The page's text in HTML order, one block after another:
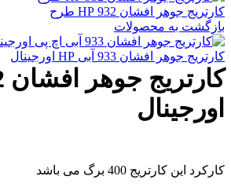
کارتریج جوهر افشان 932 HP طرح
بازگشت به محصولات
کارتریج جوهر افشان 933 آبی HP اورجینال
اورجینال
کارکرد این کارتریج 400 برگ می باشد